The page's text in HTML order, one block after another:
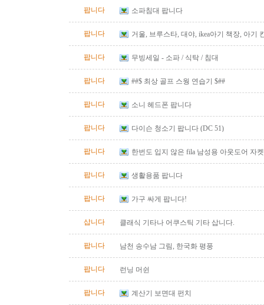
팝니다 소파침대 팝니다
팝니다 거울, 브루스타, 대야, ikea아기 책장, 아기
팝니다 무빙세일 - 소파 / 식탁 / 침대
팝니다 ##$ 최상 골프 스웡 연습기 $##
팝니다 소니 헤드폰 팝니다
팝니다 다이슨 청소기 팝니다 (DC 51)
팝니다
한번도 입지 않은 fila 남성용 아웃도어 자
팝니다
생활용품 팝니다
팝니다 가구 싸게 팝니다!
삽니다 클래식 기타나 어쿠스틱 기타 삽니다.
팝니다 남천 송수남 그림, 한국화 평풍
팝니다 런닝 머쉰
팝니다 계산기 보면대 펀치